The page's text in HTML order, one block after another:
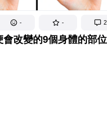
- - 2
會改變的9個身體的部位